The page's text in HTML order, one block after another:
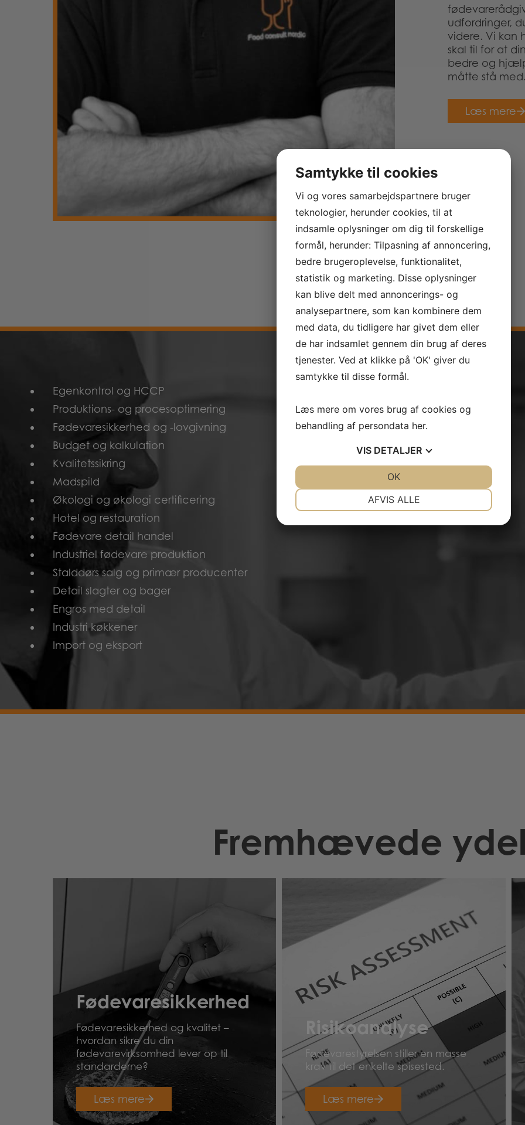
udfordringer,
videre. Vi kan
skal til for at
bedre og
måtte stå
Læs mere
Egenkontrol og HCCP
Produktions- og procesoptimering
Fødevaresikkerhed og -lovgivning
Budget og kalkulation
Kvalitetssikring
Madspild
Økologi og økologi certificering
Hotel og restauration
Fødevare detail handel
Industriel fødevare produktion
Stalddørs salg og primær producenter
Detail slagter og bager
Engros med detail
Industri køkkener
Import og eksport
Fremhævede
Fødevaresikkerhed
Fødevaresikkerhed og kvalitet –
hvordan sikre du din
fødevarevirksomhed lever op til
standarderne?
Læs mere
Risikoanalyse
Fødevarestyrelsen stiller en masse
krav til det enkelte spisested.
Læs mere
Samtykke til cookies
Vi og vores samarbejdspartnere bruger
teknologier, herunder cookies, til at
indsamle oplysninger om dig til forskellige
formål, herunder: Tilpasning af annoncering,
bedre brugeroplevelse, funktionalitet,
statistik og marketing. Disse oplysninger
kan blive delt med annoncerings- og
analysepartnere, som kan kombinere dem
med data, du tidligere har givet dem eller
de har indsamlet gennem din brug af deres
tjenester. Ved at klikke på 'OK' giver du
samtykke til disse formål.
Læs mere om vores brug af cookies og
behandling af persondata her.
VIS DETALJER
AFVIS ALLE
OK